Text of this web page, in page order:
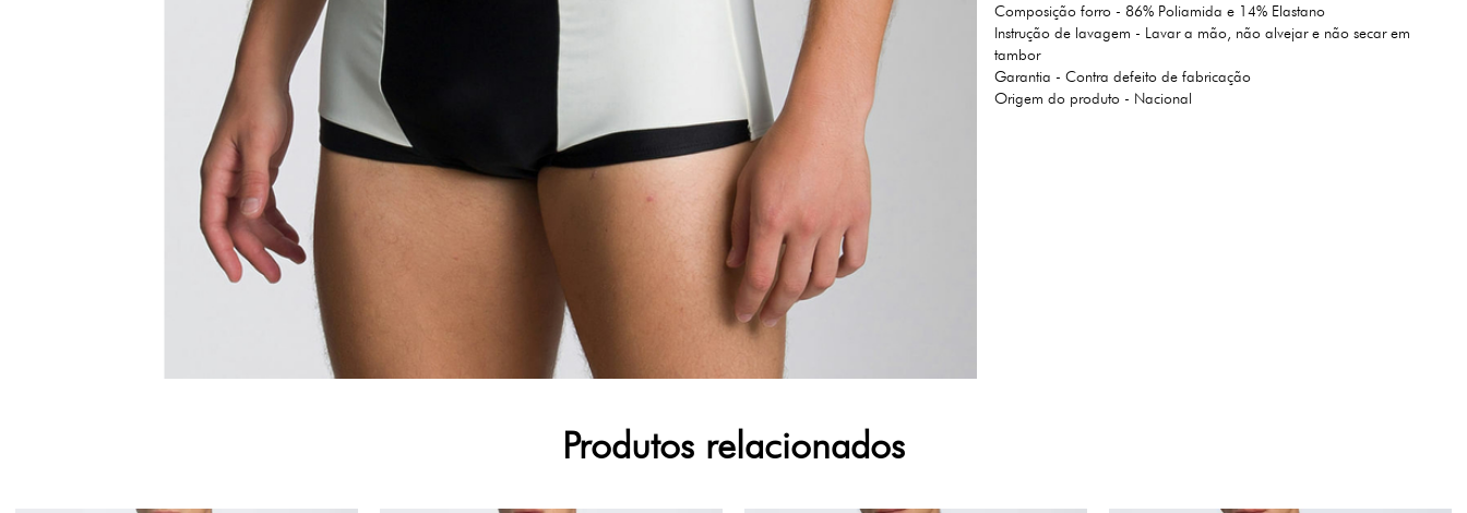
Composição forro - 86% Poliamida e 14% Elastano
Instrução de lavagem - Lavar a mão, não alvejar e não secar em
tambor
Garantia - Contra defeito de fabricação
Origem do produto - Nacional
Produtos relacionados